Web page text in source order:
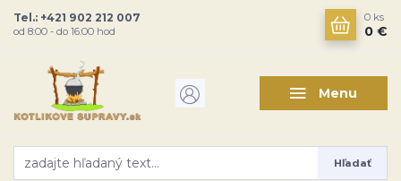
Menu
Hľadať
Tel.: +421 902 212 007
od 8:00 - do 16:00 hod
0 ks
0 €